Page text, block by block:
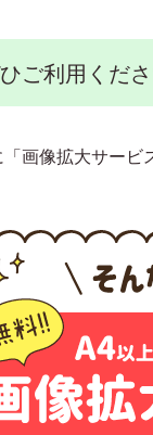
ご利用くださ
画像拡大サー